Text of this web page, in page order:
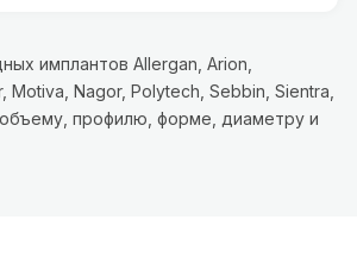
имплантов Allergan, Arion,
Motiva, Nagor, Polytech, Sebbin, Sientra,
профилю, форме, диаметру и